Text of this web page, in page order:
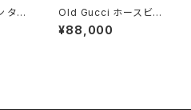
タッ
Old Gucci ホースビッ
トローファー 38.5C ta
n ほぼDeadstock
¥88,000